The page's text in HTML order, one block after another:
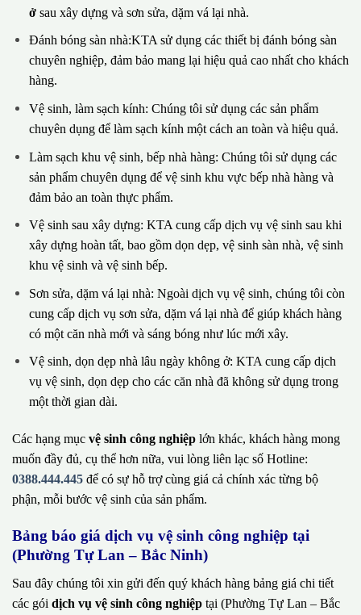
ởsau xây dựng và sơn sửa, dặm vá lại nhà.
Đánh bóng sàn nhà:KTA sử dụng các thiết bị đánh bóng sàn
chuyên nghiệp, đảm bảo mang lại hiệu quả cao nhất cho khách
hàng.
Vệ sinh, làm sạch kính: Chúng tôi sử dụng các sản phẩm
chuyên dụng để làm sạch kính một cách an toàn và hiệu quả.
Làm sạch khu vệ sinh, bếp nhà hàng: Chúng tôi sử dụng các
sản phẩm chuyên dụng để vệ sinh khu vực bếp nhà hàng và
đảm bảo an toàn thực phẩm.
Vệ sinh sau xây dựng: KTA cung cấp dịch vụ vệ sinh sau khi
xây dựng hoàn tất, bao gồm dọn dẹp, vệ sinh sàn nhà, vệ sinh
khu vệ sinh và vệ sinh bếp.
Sơn sửa, dặm vá lại nhà: Ngoài dịch vụ vệ sinh, chúng tôi còn
cung cấp dịch vụ sơn sửa, dặm vá lại nhà để giúp khách hàng
có một căn nhà mới và sáng bóng như lúc mới xây.
Vệ sinh, dọn dẹp nhà lâu ngày không ở: KTA cung cấp dịch
vụ vệ sinh, dọn dẹp cho các căn nhà đã không sử dụng trong
một thời gian dài.
Các hạng mục vệ sinh công nghiệp lớn khác, khách hàng mong
muốn đầy đủ, cụ thể hơn nữa, vui lòng liên lạc số Hotline:
0388.444.445 để có sự hỗ trợ cùng giá cả chính xác từng bộ
phận, mỗi bước vệ sinh của sản phẩm.
Bảng báo giá dịch vụ vệ sinh công nghiệp tại
(Phường Tự Lan – Bắc Ninh)
Sau đây chúng tôi xin gửi đến quý khách hàng bảng giá chi tiết
các gói dịch vụ vệ sinh công nghiệp tại (Phường Tự Lan – Bắc